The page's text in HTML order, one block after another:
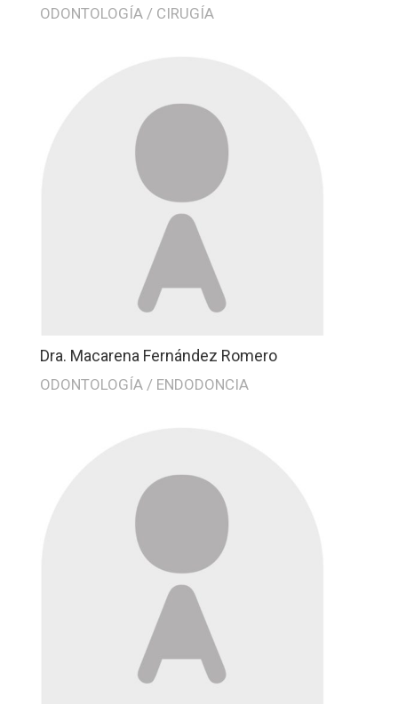
ODONTOLOGÍA / CIRUGÍA
Dra. Macarena Fernández Romero
ODONTOLOGÍA / ENDODONCIA